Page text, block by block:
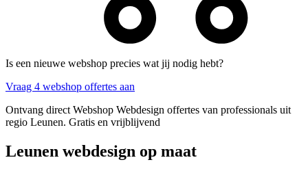
Is een nieuwe webshop precies wat jij nodig hebt?
Vraag 4 webshop offertes aan
Ontvang direct Webshop Webdesign offertes van professionals uit
regio Leunen. Gratis en vrijblijvend
Leunen webdesign op maat